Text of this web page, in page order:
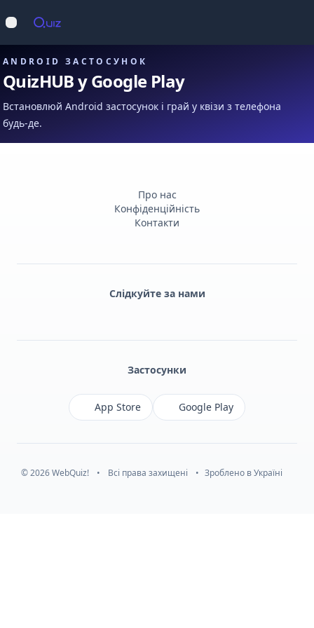
Відкрити меню
ANDROID ЗАСТОСУНОК
QuizHUB у Google Play
Встановлюй Android застосунок і грай у квізи з телефона
будь-де.
Про нас
Конфіденційність
Контакти
Слідкуйте за нами
Застосунки
App Store Google Play
© 2026 WebQuiz! • Всі права захищені • Зроблено в Україні